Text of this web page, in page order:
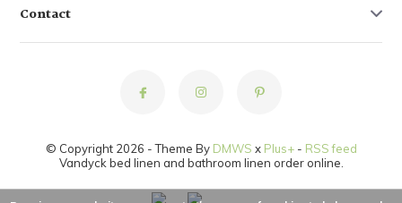
Contact
© Copyright 2026 - Theme By DMWS x Plus+- RSS feed
Vandyck bed linen and bathroom linen order online.